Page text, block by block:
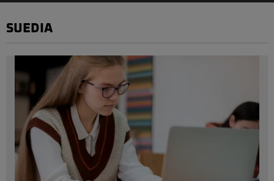
SUEDIA